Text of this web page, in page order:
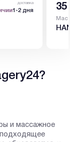
доставка
1-2 дня
35
и массажное